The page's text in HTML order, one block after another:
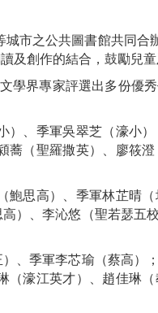
市之公共圖書館共同合
創作的結合，鼓勵兒
界專家評選出多份優
季軍吳翠芝（濠小
（聖羅撒英）、廖筱
思高）、季軍林芷晴
）、李沁悠（聖若瑟五
季軍李芯瑜（蔡高）
濠江英才）、趙佳琳